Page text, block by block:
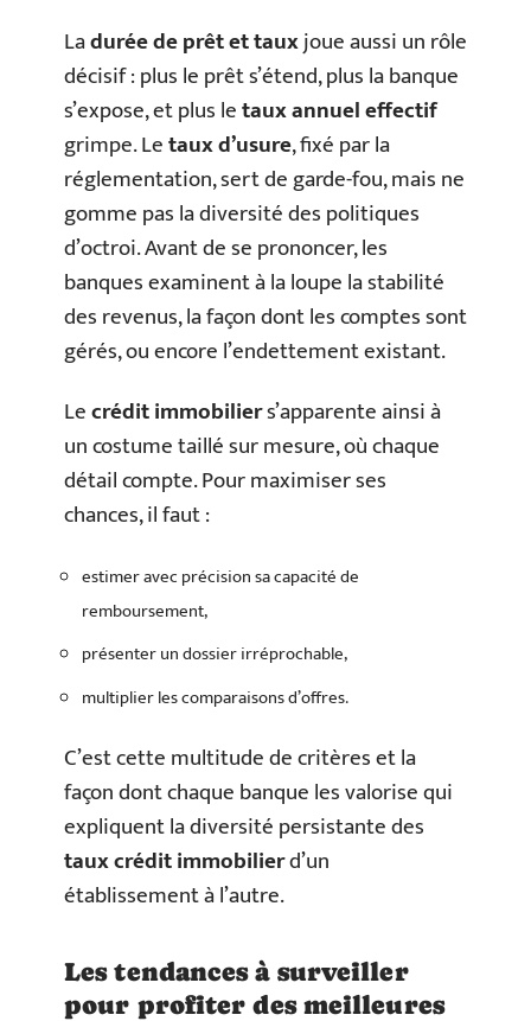
Ladurée de prêt et tauxjoue aussi un rôle
décisif : plus le prêt s’étend, plus la banque
s’expose, et plus letaux annuel effectif
grimpe. Letaux d’usure, fixé par la
réglementation, sert de garde-fou, mais ne
gomme pas la diversité des politiques
d’octroi. Avant de se prononcer, les
banques examinent à la loupe la stabilité
des revenus, la façon dont les comptes sont
gérés, ou encore l’endettement existant.
Lecrédit immobiliers’apparente ainsi à
un costume taillé sur mesure, où chaque
détail compte. Pour maximiser ses
chances, il faut :
estimer avec précision sa capacité de
remboursement,
présenter un dossier irréprochable,
multiplier les comparaisons d’offres.
C’est cette multitude de critères et la
façon dont chaque banque les valorise qui
expliquent la diversité persistante des
taux crédit immobilierd’un
établissement à l’autre.
Les tendances à surveiller
pour profiter des meilleures